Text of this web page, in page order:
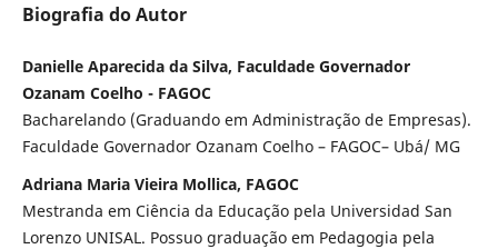
Biografia do Autor
Danielle Aparecida da Silva, Faculdade Governador
Ozanam Coelho - FAGOC
Bacharelando (Graduando em Administração de Empresas).
Faculdade Governador Ozanam Coelho – FAGOC– Ubá/ MG
Adriana Maria Vieira Mollica, FAGOC
Mestranda em Ciência da Educação pela Universidad San
Lorenzo UNISAL. Possuo graduação em Pedagogia pela